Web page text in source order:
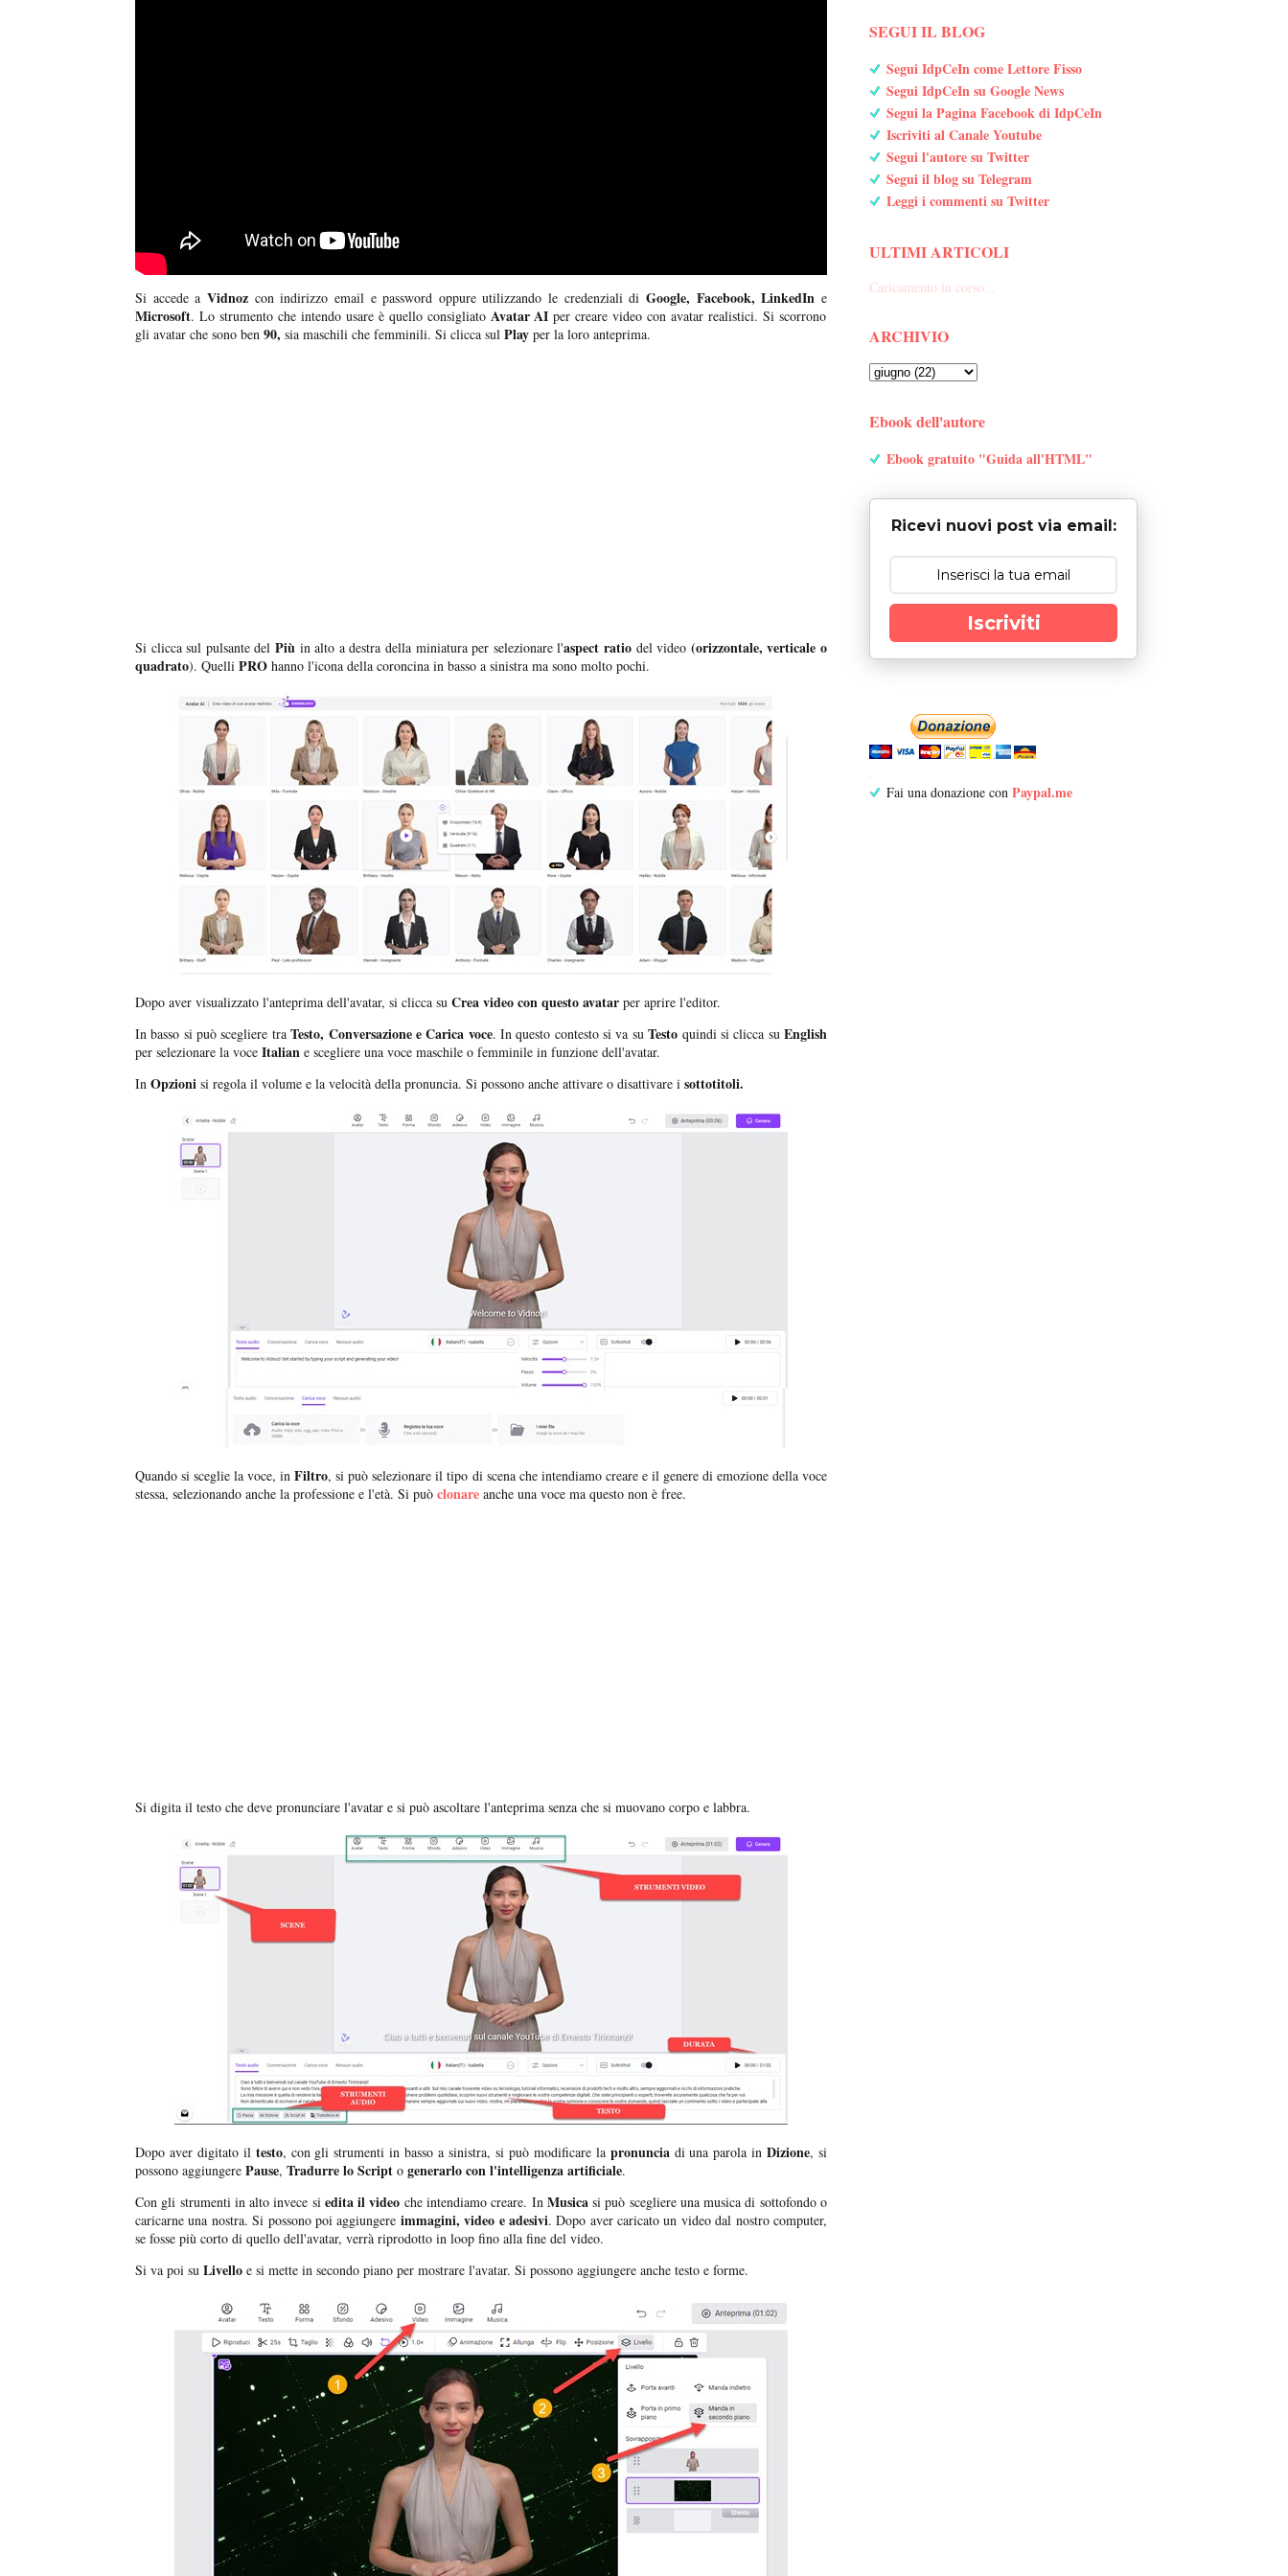
Si accede a Vidnozcon indirizzo email e password oppure utilizzando le credenziali diGoogle, Facebook, LinkedIn e
Microsoft. Lo strumento che intendo usare è quello consigliato Avatar AI per creare video con avatar realistici. Si scorrono
gli avatar che sono ben 90, sia maschili che femminili. Si clicca sul Play per la loro anteprima.
Si clicca sul pulsante del Più in alto a destra della miniatura per selezionare l'aspect ratio del video (orizzontale, verticale o
quadrato). Quelli PRO hanno l'icona della coroncina in basso a sinistra ma sono molto pochi.
Dopo aver visualizzato l'anteprima dell'avatar, si clicca su Crea video con questo avatar per aprire l'editor.
In basso si può scegliere traTesto, Conversazione e Carica voce. In questo contesto si va suTesto quindi si clicca suEnglish
per selezionare la voce Italian e scegliere una voce maschile o femminile in funzione dell'avatar.
In Opzioni si regola il volume e la velocità della pronuncia. Si possono anche attivare o disattivare i sottotitoli.
Quando si sceglie la voce, inFiltro, si può selezionare il tipo di scena che intendiamo creare e il genere di emozione della voce
stessa, selezionando anche la professione e l'età. Si può clonare anche una voce ma questo non è free.
Si digita il testo che deve pronunciare l'avatar e si può ascoltare l'anteprima senza che si muovano corpo e labbra.
Dopo aver digitato iltesto, con gli strumenti in basso a sinistra, si può modificare la pronuncia di una parola inDizione, si
possono aggiungere Pause, Tradurre lo Script o generarlo con l'intelligenza artificiale.
Con gli strumenti in alto invece si edita il video che intendiamo creare. In Musicasi può scegliere una musica di sottofondo o
caricarne una nostra. Si possono poi aggiungere immagini, video e adesivi. Dopo aver caricato un video dal nostro computer,
se fosse più corto di quello dell'avatar, verrà riprodotto in loop fino alla fine del video.
Si va poi su Livello e si mette in secondo piano per mostrare l'avatar. Si possono aggiungere anche testo e forme.
SEGUI IL BLOG
Segui IdpCeIn come Lettore Fisso
Segui IdpCeIn su Google News
Segui la Pagina Facebook di IdpCeIn
Iscriviti al Canale Youtube
Segui l'autore su Twitter
Segui il blog su Telegram
Leggi i commenti su Twitter
ULTIMI ARTICOLI
Caricamento in corso...
ARCHIVIO
Ebook dell'autore
Ebook gratuito "Guida all'HTML"
Ricevi nuovi post via email:
Iscriviti
Fai una donazione con Paypal.me